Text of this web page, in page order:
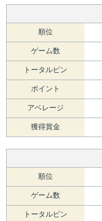
順位
ゲーム数
トータルピン
ポイント
アベレージ
獲得賞金
順位
ゲーム数
トータルピン